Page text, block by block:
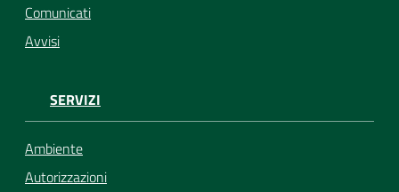
Comunicati
Avvisi
SERVIZI
Ambiente
Autorizzazioni